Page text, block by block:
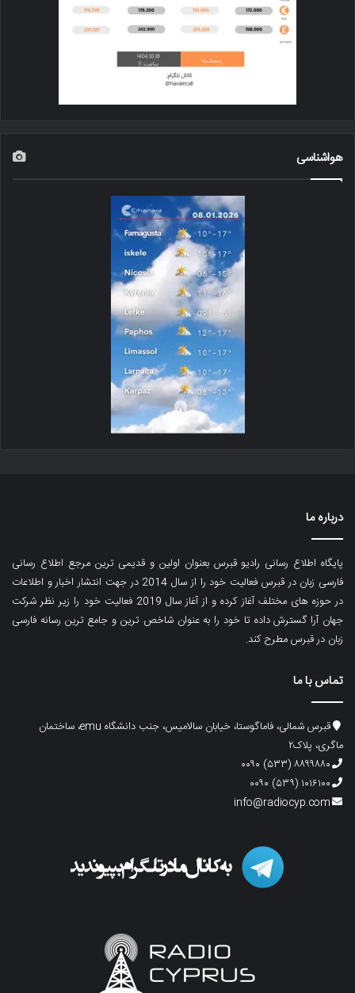
هواشناسی
درباره ما
پایگاه اطلاع رسانی رادیو قبرس بعنوان اولین و قدیمی ترین مرجع اطلاع رسانی
فارسی زبان در قبرس فعالیت خود را از سال 2014 در جهت انتشار اخبار و اطلاعات
در حوزه های مختلف آغاز کرده و از آغاز سال 2019 فعالیت خود را زیر نظر شرکت
جهان آرا گسترش داده تا خود را به عنوان شاخص ترین و جامع ترین رسانه فارسی
زبان در قبرس مطرح کند.
تماس با ما
قبرس شمالی، فاماگوستا، خیابان سالامیس، جنب دانشگاه emu، ساختمان
ماگری، پلاک۲
۸۸۹۹۸۸۰ (۵۳۳) ۰۰۹۰
۱۰۱۶۱۰۰ (۵۳۹) ۰۰۹۰
info@radiocyp.com